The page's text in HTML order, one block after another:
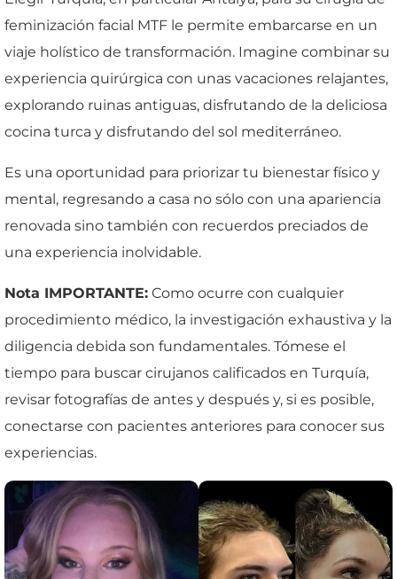
feminización facial MTF le permite embarcarse en un
viaje holístico de transformación. Imagine combinar su
experiencia quirúrgica con unas vacaciones relajantes,
explorando ruinas antiguas, disfrutando de la deliciosa
cocina turca y disfrutando del sol mediterráneo.
Es una oportunidad para priorizar tu bienestar físico y
mental, regresando a casa no sólo con una apariencia
renovada sino también con recuerdos preciados de
una experiencia inolvidable.
Nota IMPORTANTE: Como ocurre con cualquier
procedimiento médico, la investigación exhaustiva y la
diligencia debida son fundamentales. Tómese el
tiempo para buscar cirujanos calificados en Turquía,
revisar fotografías de antes y después y, si es posible,
conectarse con pacientes anteriores para conocer sus
experiencias.